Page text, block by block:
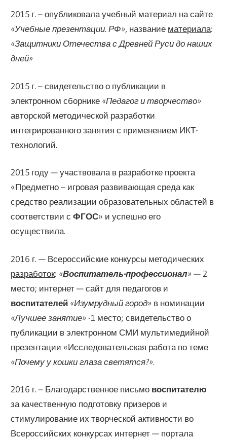
2015 г. – опубликовала учебный материал на сайте
«Учебные презентации. РФ», название материала:
«Защитники Отечества с Древней Руси до наших
дней»
2015 г. – свидетельство о публикации в
электронном сборнике «Педагог и творчество»
авторской методической разработки
интегрированного занятия с применением ИКТ-
технологий.
2015 году — участвовала в разработке проекта
«Предметно – игровая развивающая среда как
средство реализации образовательных областей в
соответствии сФГОС» и успешно его
осуществила.
2016 г. — Всероссийские конкурсы методических
разработок: «Воспитатель-профессионал» — 2
место; интернет — сайт для педагогов и
воспитателей «Изумрудный город» в номинации
«Лучшее занятие» -1 место; свидетельство о
публикации в электронном СМИ мультимедийной
презентации «Исследовательская работа по теме
«Почему у кошки глаза светятся?».
2016 г. – Благодарственное письмо воспитателю
за качественную подготовку призеров и
стимулирование их творческой активности во
Всероссийских конкурсах интернет — портала